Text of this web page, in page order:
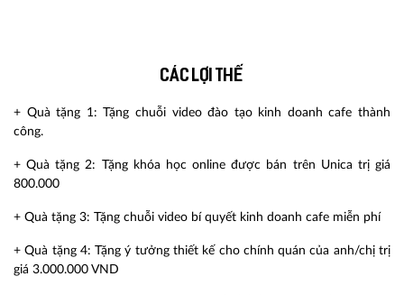
Các lợi thế
+ Quà tặng 1: Tặng chuỗi video đào tạo kinh doanh cafe thành
công.
+ Quà tặng 2: Tặng khóa học online được bán trên Unica trị giá
800.000
+ Quà tặng 3: Tặng chuỗi video bí quyết kinh doanh cafe miễn phí
+ Quà tặng 4: Tặng ý tưởng thiết kế cho chính quán của anh/chị trị
giá 3.000.000 VND